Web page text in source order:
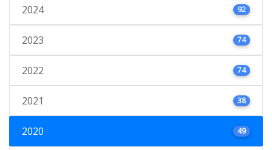
2024 92
2023 74
2022 74
2021 38
2020 49